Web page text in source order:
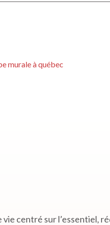
murale à québec
centré sur l’essentiel,